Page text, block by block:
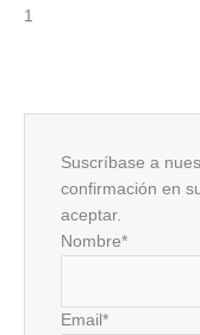
Suscríbase a
confirmación en
aceptar.
Nombre*
Email*